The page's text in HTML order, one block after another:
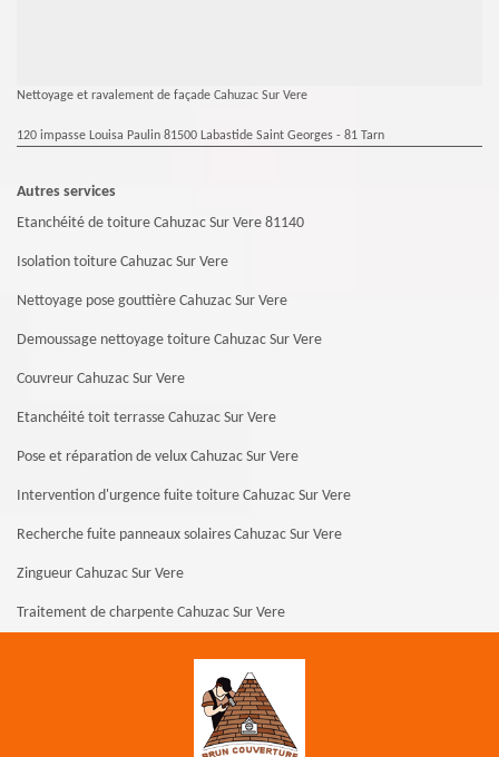
Nettoyage et ravalement de façade Cahuzac Sur Vere
120 impasse Louisa Paulin 81500 Labastide Saint Georges - 81 Tarn
Autres services
Etanchéité de toiture Cahuzac Sur Vere 81140
Isolation toiture Cahuzac Sur Vere
Nettoyage pose gouttière Cahuzac Sur Vere
Demoussage nettoyage toiture Cahuzac Sur Vere
Couvreur Cahuzac Sur Vere
Etanchéité toit terrasse Cahuzac Sur Vere
Pose et réparation de velux Cahuzac Sur Vere
Intervention d'urgence fuite toiture Cahuzac Sur Vere
Recherche fuite panneaux solaires Cahuzac Sur Vere
Zingueur Cahuzac Sur Vere
Traitement de charpente Cahuzac Sur Vere